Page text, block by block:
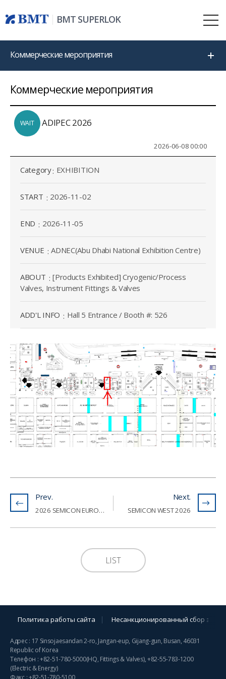
BMT SUPERLOK
Коммерческие мероприятия
Коммерческие мероприятия
WAIT ADIPEC 2026
2026-06-08 00:00
Category EXHIBITION
START 2026-11-02
END 2026-11-05
VENUE ADNEC(Abu Dhabi National Exhibition Centre)
ABOUT
[Products Exhibited] Cryogenic/Process
Valves, Instrument Fittings & Valves
ADD'L INFO Hall 5 Entrance / Booth #: 526
Prev.
2026 SEMICON EUROPA
Next.
SEMICON WEST 2026
LIST
Политика работы сайта Несанкционированный сбор
Адрес : 17 Sinsojaesandan 2-ro, Jangan-eup, Gijang-gun, Busan, 46031
Republic of Korea
Телефон :+82-51-780-5000(HQ, Fittings & Valves),+82-55-783-1200
(Electric & Energy)